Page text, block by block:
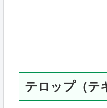
テロップ（テ